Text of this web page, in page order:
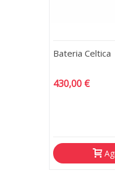
Bateria Celtica
430,00 €